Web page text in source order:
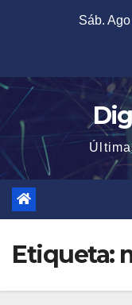
Sáb.
Etiqueta: